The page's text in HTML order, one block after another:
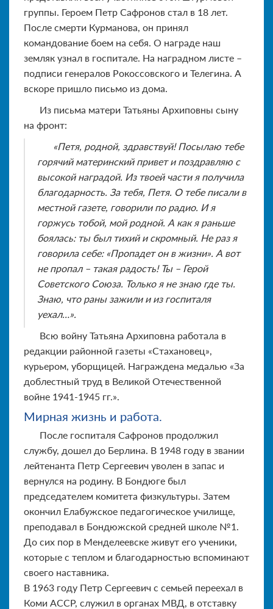
группы. Героем Петр Сафронов стал в 18 лет.
После смерти Курманова, он принял
командование боем на себя. О награде наш
земляк узнал в госпитале. На наградном листе –
подписи генералов Рокоссовского и Телегина. А
вскоре пришло письмо из дома.
Из письма матери Татьяны Архиповны сыну
на фронт:
«Петя, родной, здравствуй! Посылаю тебе
горячий материнский привет и поздравляю с
высокой наградой. Из твоей части я получила
благодарность. За тебя, Петя. О тебе писали в
местной газете, говорили по радио. И я
горжусь тобой, мой родной. А как я раньше
боялась: ты был тихий и скромный. Не раз я
говорила себе: «Пропадет он в жизни». А вот
не пропал – такая радость! Ты – Герой
Советского Союза. Только я не знаю где ты.
Знаю, что раны зажили и из госпиталя
уехал…».
Всю войну Татьяна Архиповна работала в
редакции районной газеты «Стахановец»,
курьером, уборщицей. Награждена медалью «За
доблестный труд в Великой Отечественной
войне 1941-1945 гг.».
Мирная жизнь и работа.
После госпиталя Сафронов продолжил
службу, дошел до Берлина. В 1948 году в звании
лейтенанта Петр Сергеевич уволен в запас и
вернулся на родину. В Бондюге был
председателем комитета физкультуры. Затем
окончил Елабужское педагогическое училище,
преподавал в Бондюжской средней школе №1.
До сих пор в Менделеевске живут его ученики,
которые с теплом и благодарностью вспоминают
своего наставника.
В 1963 году Петр Сергеевич с семьей переехал в
Коми АССР, служил в органах МВД, в отставку